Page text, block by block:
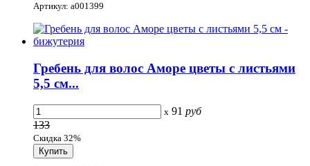
Артикул: a001399
Гребень для волос Аморе цветы с листьями
5,5 см...
x 91 руб
133
Скидка 32%